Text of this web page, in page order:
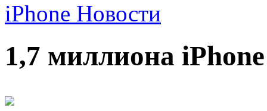
iPhone Новости
1,7 миллиона